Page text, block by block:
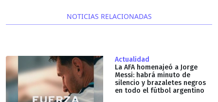
NOTICIAS RELACIONADAS
Actualidad
La AFA homenajeó a Jorge
Messi: habrá minuto de
silencio y brazaletes negros
en todo el fútbol argentino